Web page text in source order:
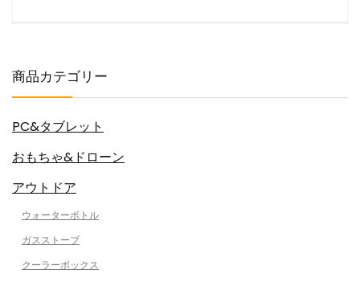
商品カテゴリー
PC&タブレット
おもちゃ&ドローン
アウトドア
ウォーターボトル
ガスストーブ
クーラーボックス